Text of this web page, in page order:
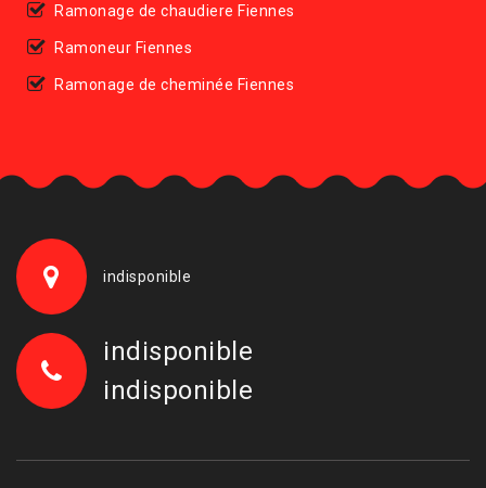
Ramonage de chaudiere Fiennes
Ramoneur Fiennes
Ramonage de cheminée Fiennes
indisponible
indisponible
indisponible